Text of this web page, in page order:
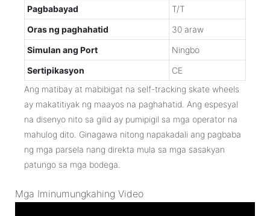
Pagbabayad
T/T
Oras ng paghahatid
30 araw
Simulan ang Port
Ningbo
Sertipikasyon
CE
Ang matibay at mabibigat na self-tracking skate wheels
ay makatitiyak ng maayos na paghahatid. Ang espesyal
na disenyo nito sa gilid ay pumipigil sa mga operator na
mahulog dito. Ginagawa nitong napakadali ang pagbaba
ng mga parsela nang direkta mula sa mga sasakyan
patungo sa mga bodega.
Mga Iminumungkahing Video